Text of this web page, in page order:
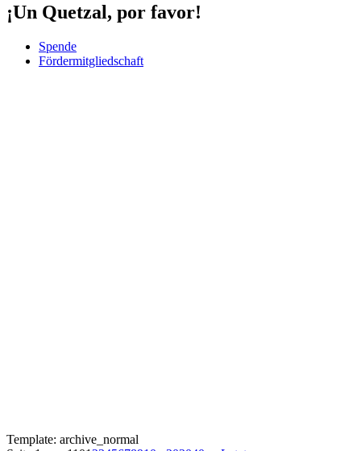
¡Un Quetzal, por favor!
Spende
Fördermitgliedschaft
Template: archive_normal